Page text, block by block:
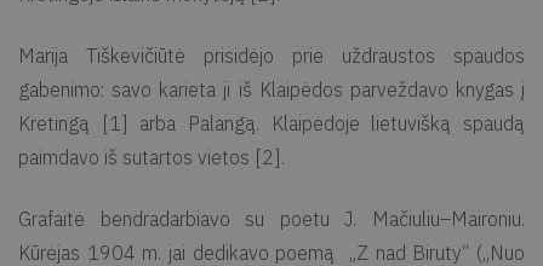
Marija Tiškevičiūtė prisidėjo prie uždraustos spaudos
gabenimo: savo karieta ji iš Klaipėdos parveždavo knygas į
Kretingą [1] arba Palangą. Klaipėdoje lietuvišką spaudą
paimdavo iš sutartos vietos [2].
Grafaitė bendradarbiavo su poetu J. Mačiuliu–Maironiu.
Kūrėjas 1904 m. jai dedikavo poemą „Z nad Biruty“ („Nuo